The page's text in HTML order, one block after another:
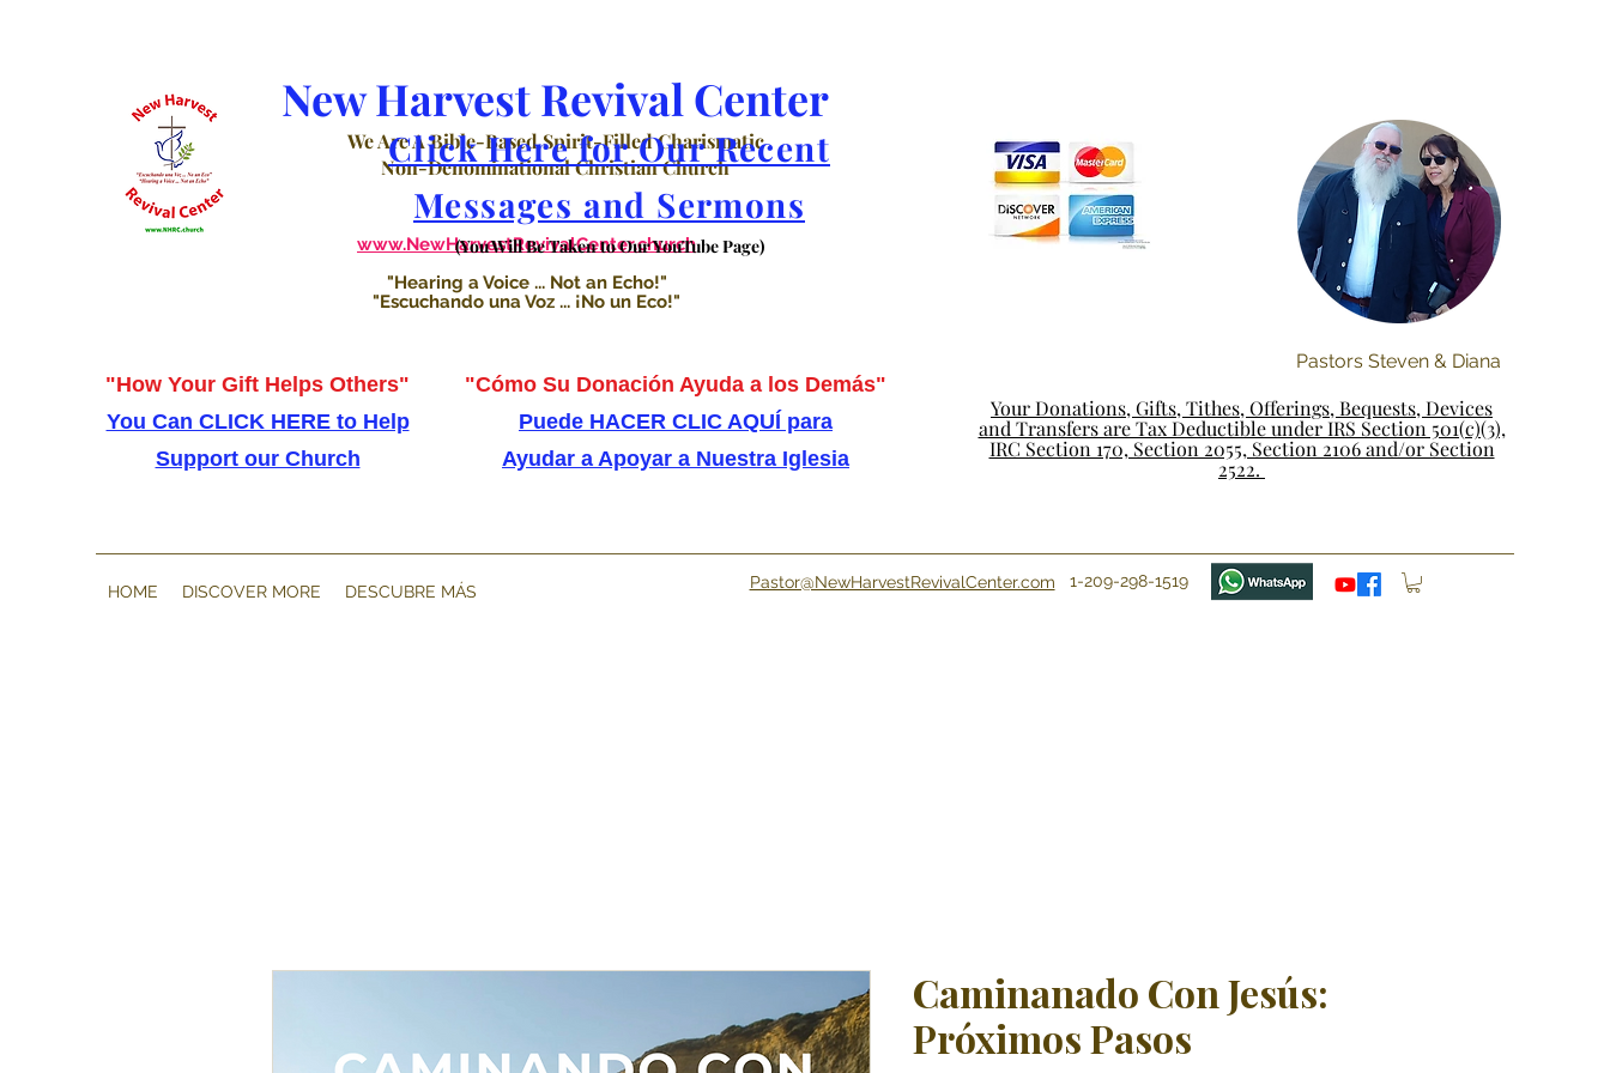
New Harvest Revival Center
We Are A Bible-Based Spirit-Filled Charismatic
Non-Denominational Christian Church
www.NewHarvestRevivalCenter.church
"Hearing a Voice ... Not an Echo!"
"Escuchando una Voz ... ¡No un Eco!"
"How Your Gift Helps Others"
You Can CLICK HERE to Help
Support our Church
"Cómo Su Donación Ayuda a los Demás"
Puede HACER CLIC AQUÍ para
Ayudar a Apoyar a Nuestra Iglesia
Click Here for Our Recent
Messages and Sermons
(You Will Be Taken to Our YouTube Page)
Pastors Steven & Diana
Your Donations, Gifts, Tithes, Offerings, Bequests, Devices
and Transfers are Tax Deductible under IRS Section 501(c)(3),
IRC Section 170, Section 2055, Section 2106 and/or Section
2522.
HOME DISCOVER MORE DESCUBRE MÁS Pastor@NewHarvestRevivalCenter.com 1-209-298-1519
Caminanado Con Jesús:
Próximos Pasos